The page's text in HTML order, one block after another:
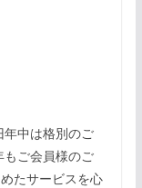
中は格別のご
ご会員様のご
たサービスを心